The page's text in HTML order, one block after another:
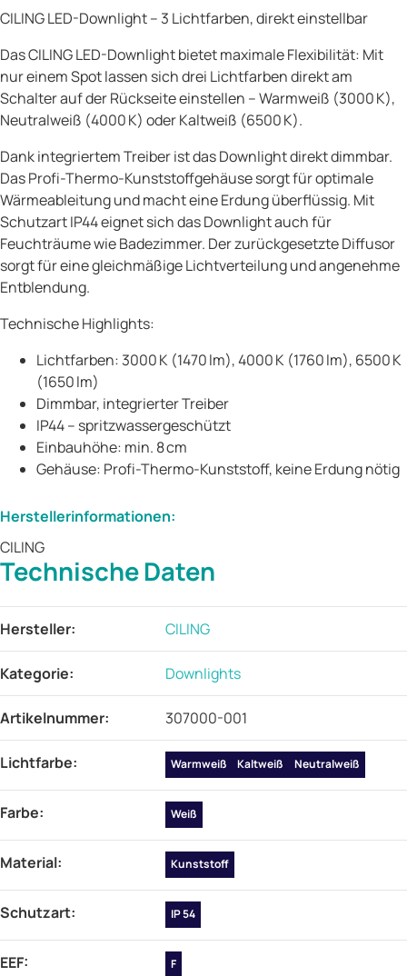
CILING LED-Downlight – 3 Lichtfarben, direkt einstellbar
Das CILING LED-Downlight bietet maximale Flexibilität: Mit
nur einem Spot lassen sich drei Lichtfarben direkt am
Schalter auf der Rückseite einstellen – Warmweiß (3000 K),
Neutralweiß (4000 K) oder Kaltweiß (6500 K).
Dank integriertem Treiber ist das Downlight direkt dimmbar.
Das Profi-Thermo-Kunststoffgehäuse sorgt für optimale
Wärmeableitung und macht eine Erdung überflüssig. Mit
Schutzart IP44 eignet sich das Downlight auch für
Feuchträume wie Badezimmer. Der zurückgesetzte Diffusor
sorgt für eine gleichmäßige Lichtverteilung und angenehme
Entblendung.
Technische Highlights:
Lichtfarben: 3000 K (1470 lm), 4000 K (1760 lm), 6500 K
(1650 lm)
Dimmbar, integrierter Treiber
IP44 – spritzwassergeschützt
Einbauhöhe: min. 8 cm
Gehäuse: Profi-Thermo-Kunststoff, keine Erdung nötig
Herstellerinformationen:
CILING
Technische Daten
Produkteigenschaft
Wert
Hersteller: CILING
Kategorie: Downlights
Artikelnummer: 307000-001
Lichtfarbe‍: Warmweiß Kaltweiß Neutralweiß
Farbe‍: Weiß
Material‍: Kunststoff
Schutzart‍: IP 54
EEF‍: F